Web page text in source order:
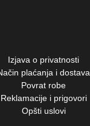
val
Izjava o privatnosti
plaćanja i dostava
Povrat robe
Reklamacije i prigovori
Opšti uslovi